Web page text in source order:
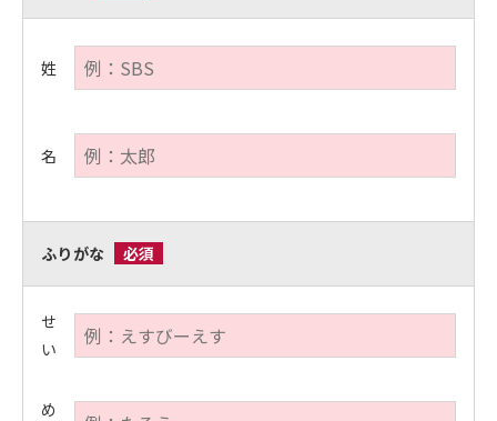
姓
名
ふりがな 必須
せ
い
め